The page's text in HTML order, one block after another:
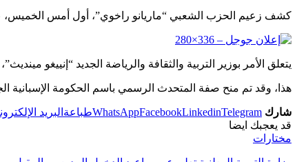
Email
كشف زعيم الحزب الشعبي “ماريانو راخوي”، أول أمس الخميس، عن
يتعلق الأمر بوزير التربية والثقافة والرياضة الجديد “إنييغو مينديث”، المزداد سنة 1955 بمدينة تطوان، قبل استقلال
هذا، وقد تم منح صفة المتحدث الرسمي باسم الحكومة الإسبانية
شارك WhatsAppFacebookLinkedinTelegram طباعة البريد
قد يعجبك ايضا
مختارات